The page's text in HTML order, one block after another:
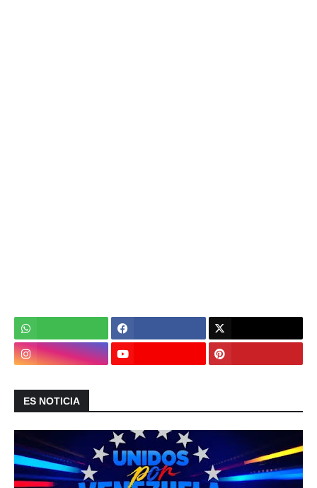
ES NOTICIA